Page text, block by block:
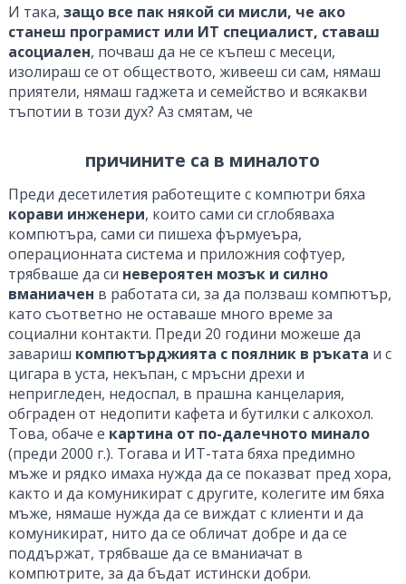
И така, защо все пак някой си мисли, че ако
станеш програмист или ИТ специалист, ставаш
асоциален, почваш да не се къпеш с месеци,
изолираш се от обществото, живееш си сам, нямаш
приятели, нямаш гаджета и семейство и всякакви
тъпотии в този дух? Аз смятам, че
причините са в миналото
Преди десетилетия работещите с компютри бяха
корави инженери, които сами си сглобяваха
компютъра, сами си пишеха фърмуеъра,
операционната система и приложния софтуер,
трябваше да си невероятен мозък и силно
вманиачен в работата си, за да ползваш компютър,
като съответно не оставаше много време за
социални контакти. Преди 20 години можеше да
завариш компютърджията с поялник в ръката и с
цигара в уста, некъпан, с мръсни дрехи и
непригледен, недоспал, в прашна канцелария,
обграден от недопити кафета и бутилки с алкохол.
Това, обаче е картина от по-далечното минало
(преди 2000 г.). Тогава и ИТ-тата бяха предимно
мъже и рядко имаха нужда да се показват пред хора,
както и да комуникират с другите, колегите им бяха
мъже, нямаше нужда да се виждат с клиенти и да
комуникират, нито да се обличат добре и да се
поддържат, трябваше да се вманиачат в
компютрите, за да бъдат истински добри.